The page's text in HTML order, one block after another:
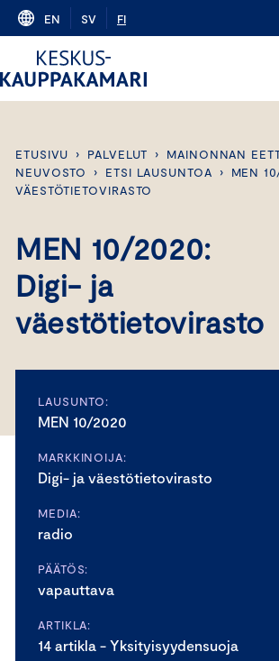
Skip
content
EN SV FI
ETUSIVU › PALVELUT ›
MAINONNAN
NEUVOSTO
› ETSI LAUSUNTOA ›
MEN
VÄESTÖTIETOVIRASTO
MEN 10/2020:
Digi- ja
väestötietovirasto
LAUSUNTO:
MEN 10/2020
MARKKINOIJA:
Digi- ja väestötietovirasto
MEDIA:
radio
PÄÄTÖS:
vapauttava
ARTIKLA:
14 artikla - Yksityisyydensuoja